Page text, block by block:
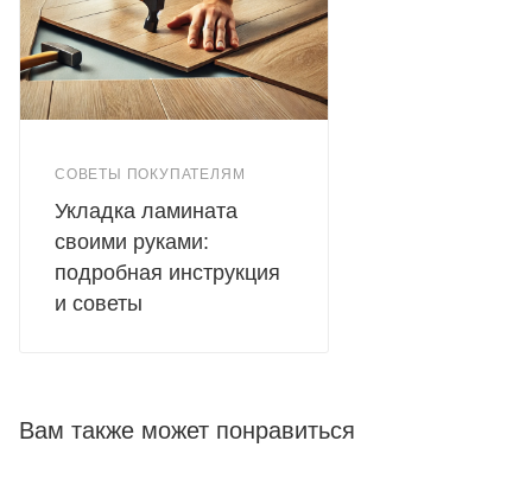
СОВЕТЫ ПОКУПАТЕЛЯМ
Укладка ламината
своими руками:
подробная инструкция
и советы
Вам также может понравиться